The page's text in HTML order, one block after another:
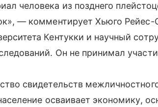
человека из позднего
— комментирует Хьюго Рейес-
Кентукки и научный
Он не принимал
свидетельств
осваивает экономику,